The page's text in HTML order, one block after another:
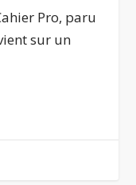
Pro, paru
sur un